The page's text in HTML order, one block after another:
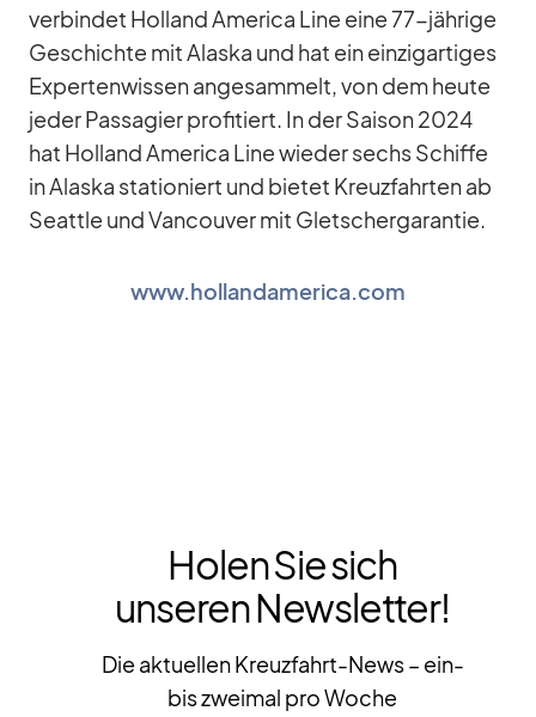
ver­bin­det Hol­land Ame­rica Line eine 77-jäh­rige
Ge­schichte mit Alaska und hat ein ein­zig­ar­ti­ges
Ex­per­ten­wis­sen an­ge­sam­melt, von dem heute
je­der Pas­sa­gier pro­fi­tiert. In der Sai­son 2024
hat Hol­land Ame­rica Line wie­der sechs Schiffe
in Alaska sta­tio­niert und bie­tet Kreuz­fahr­ten ab
Se­at­tle und Van­cou­ver mit Glet­scher­ga­ran­tie.
www.hollandamerica.com
Holen Sie sich
unseren Newsletter!
Die aktuellen Kreuzfahrt-News – ein-
bis zweimal pro Woche